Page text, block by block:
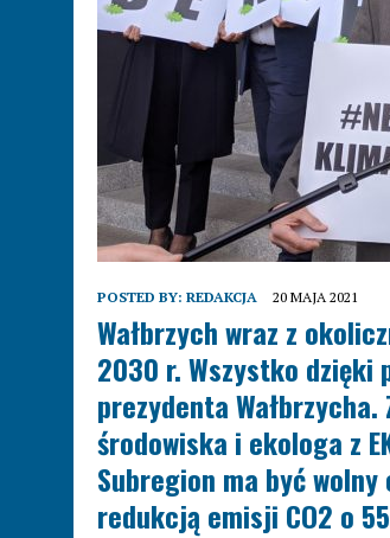
POSTED BY: REDAKCJA 20 MAJA 2021
Wałbrzych wraz z
2030 r. Wszystko dzięki
prezydenta
środowiska i ekologa z
Subregion ma być
redukcją emisji CO2 o